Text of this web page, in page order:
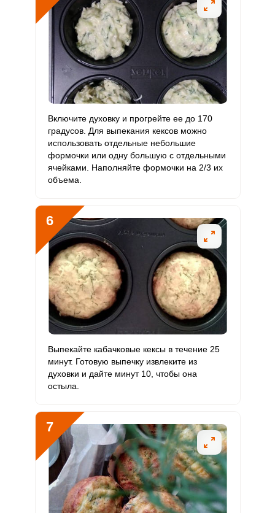
Цинк 4.1 мг 12 мг 6.7 3.4
Бор 38.4 мкг 1200 мкг 0.6 0.3
Ванадий 12.4 мкг 20 мкг 6.2
Молибден 8.6 мкг 70 мкг 2.4 1.2
Включите духовку и прогрейте ее до 170
градусов. Для выпекания кексов можно
использовать отдельные небольшие
формочки или одну большую с отдельными
ячейками. Наполняйте формочки на 2/3 их
объема.
6
Выпекайте кабачковые кексы в течение 25
минут. Готовую выпечку извлеките из
духовки и дайте минут 10, чтобы она
остыла.
7